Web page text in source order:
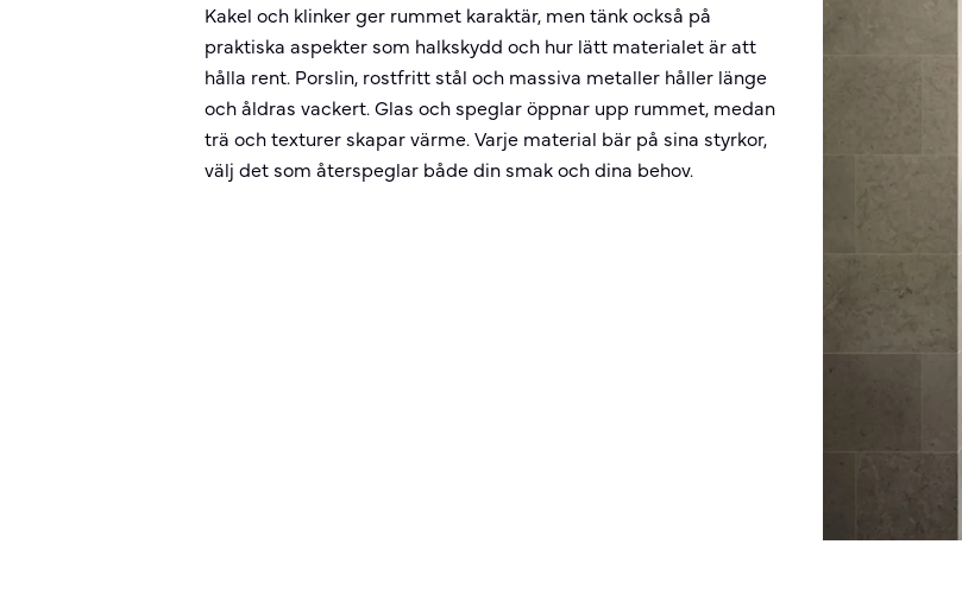
Kakel och klinker ger rummet karaktär, men tänk också på
praktiska aspekter som halkskydd och hur lätt materialet är att
hålla rent. Porslin, rostfritt stål och massiva metaller håller länge
och åldras vackert. Glas och speglar öppnar upp rummet, medan
trä och texturer skapar värme. Varje material bär på sina styrkor,
välj det som återspeglar både din smak och dina behov.